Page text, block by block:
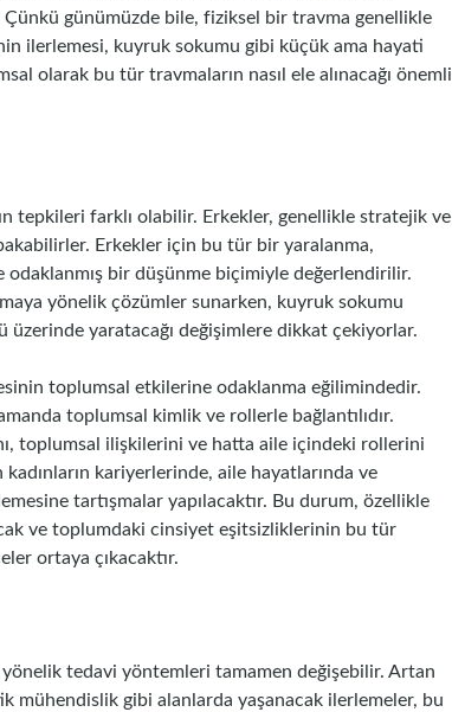
günümüzde bile, fiziksel bir travma genellikle
ilerlemesi, kuyruk sokumu gibi küçük ama hayati
olarak bu tür travmaların nasıl ele alınacağı önemli
tepkileri farklı olabilir. Erkekler, genellikle stratejik ve
Erkekler için bu tür bir yaralanma,
bir düşünme biçimiyle değerlendirilir.
yönelik çözümler sunarken, kuyruk sokumu
üzerinde yaratacağı değişimlere dikkat çekiyorlar.
toplumsal etkilerine odaklanma eğilimindedir.
toplumsal kimlik ve rollerle bağlantılıdır.
toplumsal ilişkilerini ve hatta aile içindeki rollerini
kariyerlerinde, aile hayatlarında ve
tartışmalar yapılacaktır. Bu durum, özellikle
ve toplumdaki cinsiyet eşitsizliklerinin bu tür
ortaya çıkacaktır.
tedavi yöntemleri tamamen değişebilir. Artan
mühendislik gibi alanlarda yaşanacak ilerlemeler, bu